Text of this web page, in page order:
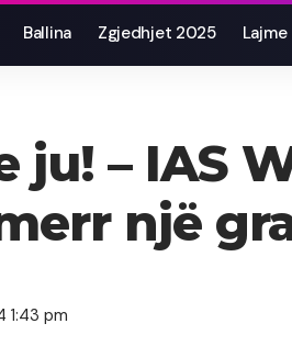
Ballina Zgjedhjet 2025 Lajme
ju! – IAS
një
1:43 pm